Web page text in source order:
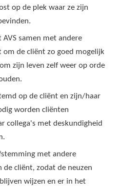
op de plek waar ze zijn
samen met andere
om de cliënt zo goed mogelijk
zijn leven zelf weer op orde
op de cliënt en zijn/haar
worden cliënten
collega's met deskundigheid
met andere
de cliënt, zodat de neuzen
wijzen en er in het